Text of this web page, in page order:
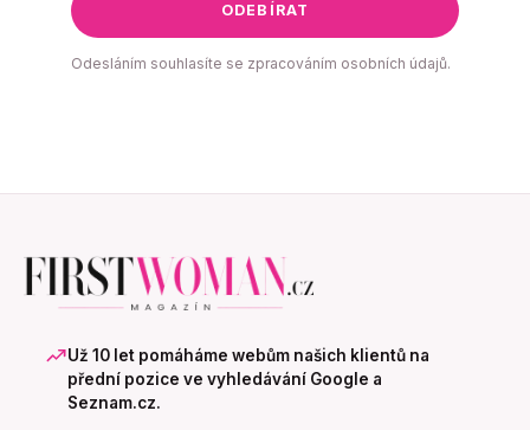
ODEBÍRAT
Odesláním souhlasíte se zpracováním osobních údajů.
Už 10 let pomáháme webům našich klientů na
přední pozice ve vyhledávání Google a
Seznam.cz.